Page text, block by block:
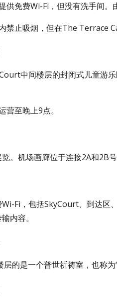
供免费Wi-Fi，但没有洗手间。
禁止吸烟，但在The Terrace
中间楼层的封闭式儿童游
营至晚上9点。
。机场画廊位于连接2A和2B
Fi，包括SkyCourt、到达
内容。
的是一个普世祈祷室，也称